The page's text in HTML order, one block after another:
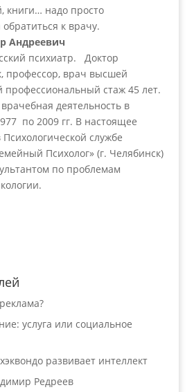
книги… надо просто
к врачу.
Андреевич
психиатр. Доктор
профессор, врач высшей
стаж 45 лет.
деятельность в
по 2009 гг. В настоящее
службе
Психолог» (г. Челябинск)
по проблемам
услуга или социальное
развивает интеллект
Редреев